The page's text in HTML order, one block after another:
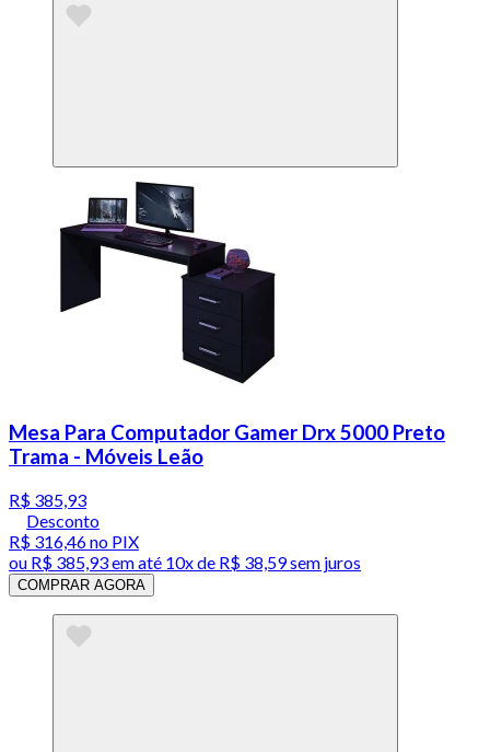
Mesa Para Computador Gamer Drx 5000 Preto
Trama - Móveis Leão
R$ 385,93
Desconto
R$ 316,46no PIX
ou R$ 385,93em até 10x de R$ 38,59 sem juros
COMPRAR AGORA